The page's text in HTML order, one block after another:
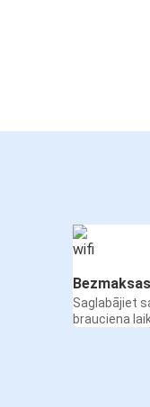
Saglabājiet
brauciena